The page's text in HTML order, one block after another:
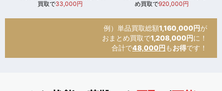
買取で33,000円
め買取で920,000円
例）単品買取総額1,160,000円が
おまとめ買取で1,208,000円に！
合計で48,000円 もお得です！